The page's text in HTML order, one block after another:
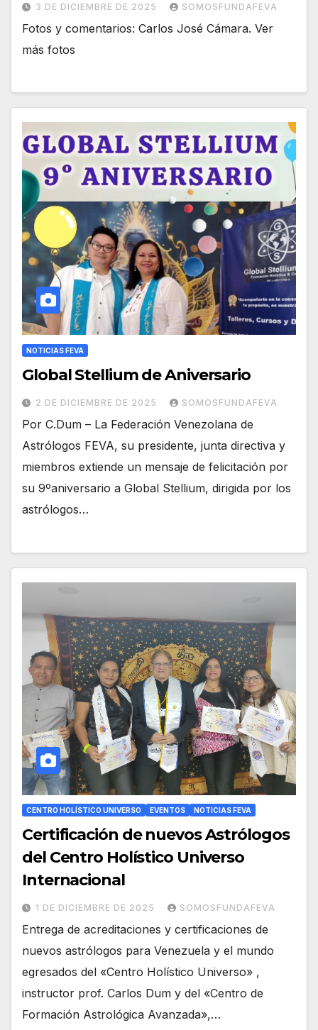
3 DE DICIEMBRE DE 2025 SOMOSFUNDAFEVA
Fotos y comentarios: Carlos José Cámara. Ver
más fotos
NOTICIAS FEVA
Global Stellium de Aniversario
2 DE DICIEMBRE DE 2025 SOMOSFUNDAFEVA
Por C.Dum – La Federación Venezolana de
Astrólogos FEVA, su presidente, junta directiva y
miembros extiende un mensaje de felicitación por
su 9ºaniversario a Global Stellium, dirigida por los
astrólogos…
CENTRO HOLÍSTICO UNIVERSO EVENTOS NOTICIAS FEVA
Certificación de nuevos Astrólogos
del Centro Holístico Universo
Internacional
1 DE DICIEMBRE DE 2025 SOMOSFUNDAFEVA
Entrega de acreditaciones y certificaciones de
nuevos astrólogos para Venezuela y el mundo
egresados del «Centro Holístico Universo» ,
instructor prof. Carlos Dum y del «Centro de
Formación Astrológica Avanzada»,…